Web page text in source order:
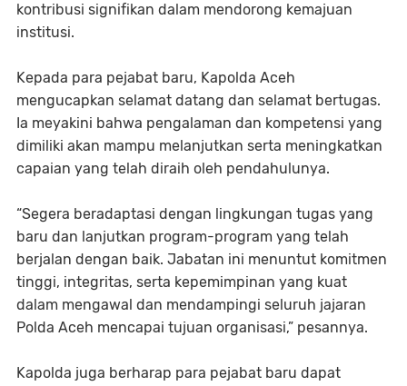
kontribusi signifikan dalam mendorong kemajuan
institusi.
Kepada para pejabat baru, Kapolda Aceh
mengucapkan selamat datang dan selamat bertugas.
Ia meyakini bahwa pengalaman dan kompetensi yang
dimiliki akan mampu melanjutkan serta meningkatkan
capaian yang telah diraih oleh pendahulunya.
“Segera beradaptasi dengan lingkungan tugas yang
baru dan lanjutkan program-program yang telah
berjalan dengan baik. Jabatan ini menuntut komitmen
tinggi, integritas, serta kepemimpinan yang kuat
dalam mengawal dan mendampingi seluruh jajaran
Polda Aceh mencapai tujuan organisasi,” pesannya.
Kapolda juga berharap para pejabat baru dapat